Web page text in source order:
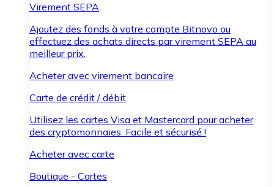
Virement SEPA
Ajoutez des fonds à votre compte Bitnovo ou
effectuez des achats directs par virement SEPA au
meilleur prix.
Acheter avec virement bancaire
Carte de crédit / débit
Utilisez les cartes Visa et Mastercard pour acheter
des cryptomonnaies. Facile et sécurisé !
Acheter avec carte
Boutique - Cartes